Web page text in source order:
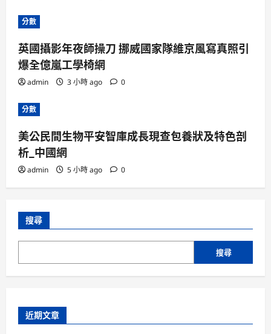
分數
英國攝影年夜師操刀 挪威國家隊維京風寫真照引
爆全億嵐工學椅網
admin 3 小時 ago 0
分數
美公民間生物平安智庫成長現查包養狀及特色剖
析_中國網
admin 5 小時 ago 0
搜尋
搜尋
近期文章